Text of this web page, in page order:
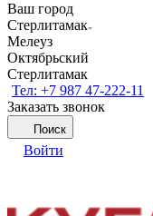
Ваш город
Стерлитамак
Мелеуз
Октябрьский
Стерлитамак
Тел: +7 987 47-222-11
Заказать звонок
Поиск
Войти